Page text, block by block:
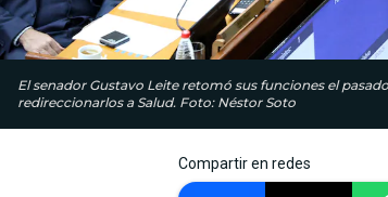
El senador Gustavo Leite retomó sus funciones el
redireccionarlos a Salud. Foto: Néstor Soto
Compartir en redes